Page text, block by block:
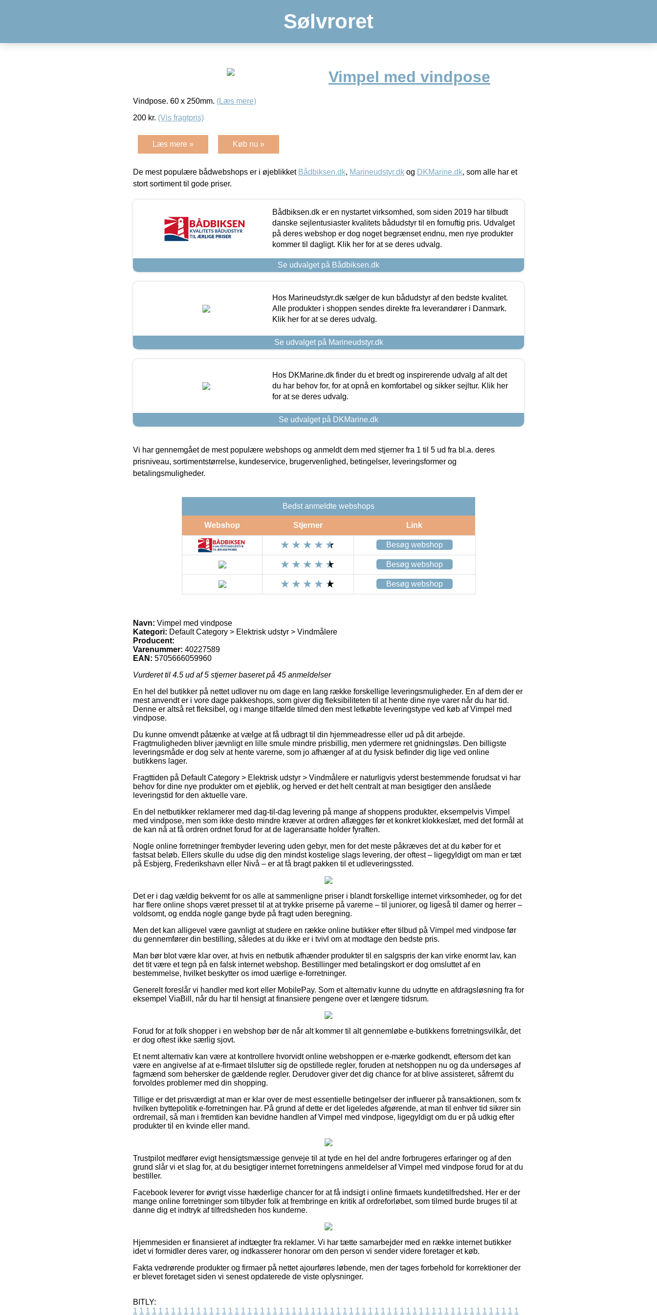
Sølvroret
Vimpel med vindpose
Vindpose. 60 x 250mm. (Læs mere)
200 kr. (Vis fragtpris)
Læs mere » Køb nu »
De mest populære bådwebshops er i øjeblikket Bådbiksen.dk, Marineudstyr.dk og DKMarine.dk, som alle har et
stort sortiment til gode priser.
Bådbiksen.dk er en nystartet virksomhed, som siden 2019 har tilbudt
danske sejlentusiaster kvalitets bådudstyr til en fornuftig pris. Udvalget
på deres webshop er dog noget begrænset endnu, men nye produkter
kommer til dagligt. Klik her for at se deres udvalg.
Se udvalget på Bådbiksen.dk
Hos Marineudstyr.dk sælger de kun bådudstyr af den bedste kvalitet.
Alle produkter i shoppen sendes direkte fra leverandører i Danmark.
Klik her for at se deres udvalg.
Se udvalget på Marineudstyr.dk
Hos DKMarine.dk finder du et bredt og inspirerende udvalg af alt det
du har behov for, for at opnå en komfortabel og sikker sejltur. Klik her
for at se deres udvalg.
Se udvalget på DKMarine.dk
Vi har gennemgået de mest populære webshops og anmeldt dem med stjerner fra 1 til 5 ud fra bl.a. deres
prisniveau, sortimentstørrelse, kundeservice, brugervenlighed, betingelser, leveringsformer og
betalingsmuligheder.
Bedst anmeldte webshops
Webshop Stjerner Link
Besøg webshop
Besøg webshop
Besøg webshop
Navn: Vimpel med vindpose
Kategori: Default Category > Elektrisk udstyr > Vindmålere
Producent:
Varenummer: 40227589
EAN: 5705666059960
Vurderet til 4.5 ud af 5 stjerner baseret på 45 anmeldelser
En hel del butikker på nettet udlover nu om dage en lang række forskellige leveringsmuligheder. En af dem der er
mest anvendt er i vore dage pakkeshops, som giver dig fleksibiliteten til at hente dine nye varer når du har tid.
Denne er altså ret fleksibel, og i mange tilfælde tilmed den mest letkøbte leveringstype ved køb af Vimpel med
vindpose.
Du kunne omvendt påtænke at vælge at få udbragt til din hjemmeadresse eller ud på dit arbejde.
Fragtmuligheden bliver jævnligt en lille smule mindre prisbillig, men ydermere ret gnidningsløs. Den billigste
leveringsmåde er dog selv at hente varerne, som jo afhænger af at du fysisk befinder dig lige ved online
butikkens lager.
Fragttiden på Default Category > Elektrisk udstyr > Vindmålere er naturligvis yderst bestemmende forudsat vi har
behov for dine nye produkter om et øjeblik, og herved er det helt centralt at man besigtiger den anslåede
leveringstid for den aktuelle vare.
En del netbutikker reklamerer med dag-til-dag levering på mange af shoppens produkter, eksempelvis Vimpel
med vindpose, men som ikke desto mindre kræver at ordren aflægges før et konkret klokkeslæt, med det formål at
de kan nå at få ordren ordnet forud for at de lageransatte holder fyraften.
Nogle online forretninger frembyder levering uden gebyr, men for det meste påkræves det at du køber for et
fastsat beløb. Ellers skulle du udse dig den mindst kostelige slags levering, der oftest – ligegyldigt om man er tæt
på Esbjerg, Frederikshavn eller Nivå – er at få bragt pakken til et udleveringssted.
Det er i dag vældig bekvemt for os alle at sammenligne priser i blandt forskellige internet virksomheder, og for det
har flere online shops været presset til at at trykke priserne på varerne – til juniorer, og ligeså til damer og herrer –
voldsomt, og endda nogle gange byde på fragt uden beregning.
Men det kan alligevel være gavnligt at studere en række online butikker efter tilbud på Vimpel med vindpose før
du gennemfører din bestilling, således at du ikke er i tvivl om at modtage den bedste pris.
Man bør blot være klar over, at hvis en netbutik afhænder produkter til en salgspris der kan virke enormt lav, kan
det tit være et tegn på en falsk internet webshop. Bestillinger med betalingskort er dog omsluttet af en
bestemmelse, hvilket beskytter os imod uærlige e-forretninger.
Generelt foreslår vi handler med kort eller MobilePay. Som et alternativ kunne du udnytte en afdragsløsning fra for
eksempel ViaBill, når du har til hensigt at finansiere pengene over et længere tidsrum.
Forud for at folk shopper i en webshop bør de når alt kommer til alt gennemløbe e-butikkens forretningsvilkår, det
er dog oftest ikke særlig sjovt.
Et nemt alternativ kan være at kontrollere hvorvidt online webshoppen er e-mærke godkendt, eftersom det kan
være en angivelse af at e-firmaet tilslutter sig de opstillede regler, foruden at netshoppen nu og da undersøges af
fagmænd som behersker de gældende regler. Derudover giver det dig chance for at blive assisteret, såfremt du
forvoldes problemer med din shopping.
Tillige er det prisværdigt at man er klar over de mest essentielle betingelser der influerer på transaktionen, som fx
hvilken byttepolitik e-forretningen har. På grund af dette er det ligeledes afgørende, at man til enhver tid sikrer sin
ordremail, så man i fremtiden kan bevidne handlen af Vimpel med vindpose, ligegyldigt om du er på udkig efter
produkter til en kvinde eller mand.
Trustpilot medfører evigt hensigtsmæssige genveje til at tyde en hel del andre forbrugeres erfaringer og af den
grund slår vi et slag for, at du besigtiger internet forretningens anmeldelser af Vimpel med vindpose forud for at du
bestiller.
Facebook leverer for øvrigt visse hæderlige chancer for at få indsigt i online firmaets kundetilfredshed. Her er der
mange online forretninger som tilbyder folk at frembringe en kritik af ordreforløbet, som tilmed burde bruges til at
danne dig et indtryk af tilfredsheden hos kunderne.
Hjemmesiden er finansieret af indtægter fra reklamer. Vi har tætte samarbejder med en række internet butikker
idet vi formidler deres varer, og indkasserer honorar om den person vi sender videre foretager et køb.
Fakta vedrørende produkter og firmaer på nettet ajourføres løbende, men der tages forbehold for korrektioner der
er blevet foretaget siden vi senest opdaterede de viste oplysninger.
BITLY:
1 1 1 1 1 1 1 1 1 1 1 1 1 1 1 1 1 1 1 1 1 1 1 1 1 1 1 1 1 1 1 1 1 1 1 1 1 1 1 1 1 1 1 1 1 1 1 1 1 1 1 1 1 1 1 1 1 1 1 1 1